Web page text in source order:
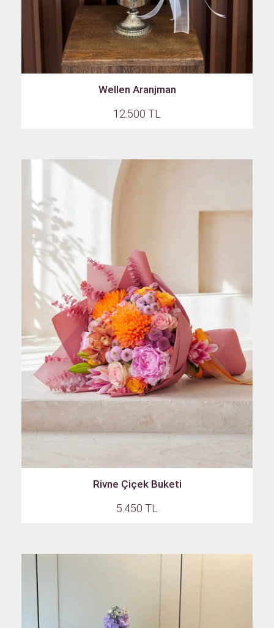
Wellen Aranjman
12.500 TL
Rivne Çiçek Buketi
5.450 TL